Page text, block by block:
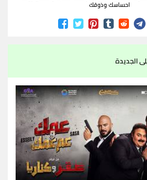
احساسك وذوقك
الجديدة